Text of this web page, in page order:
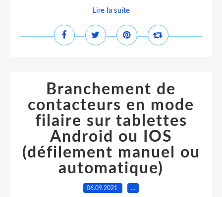
Lire la suite
Branchement de
contacteurs en mode
filaire sur tablettes
Android ou IOS
(défilement manuel ou
automatique)
06.09.2021 …